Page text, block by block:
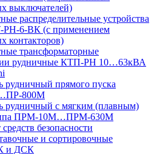
выключателей)
распределительные устройства
РН-6-ВК (с применением
контакторов)
трансформаторные
рудничные КТП-РН 10…63кВА
рудничный прямого пуска
800М
рудничный с мягким (плавным)
ПРМ-10М…ПРМ-630М
безопасности
и сортировочные
и ДСК